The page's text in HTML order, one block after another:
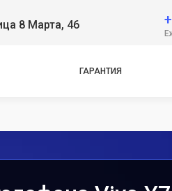
8 Марта, 46
ГАРАНТИЯ